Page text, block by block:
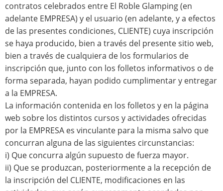
contratos celebrados entre El Roble Glamping (en
adelante EMPRESA) y el usuario (en adelante, y a efectos
de las presentes condiciones, CLIENTE) cuya inscripción
se haya producido, bien a través del presente sitio web,
bien a través de cualquiera de los formularios de
inscripción que, junto con los folletos informativos o de
forma separada, hayan podido cumplimentar y entregar
a la EMPRESA.
La información contenida en los folletos y en la página
web sobre los distintos cursos y actividades ofrecidas
por la EMPRESA es vinculante para la misma salvo que
concurran alguna de las siguientes circunstancias:
i) Que concurra algún supuesto de fuerza mayor.
ii) Que se produzcan, posteriormente a la recepción de
la inscripción del CLIENTE, modificaciones en las